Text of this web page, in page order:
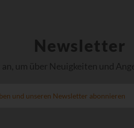
Newsletter
um über Neuigkeiten und